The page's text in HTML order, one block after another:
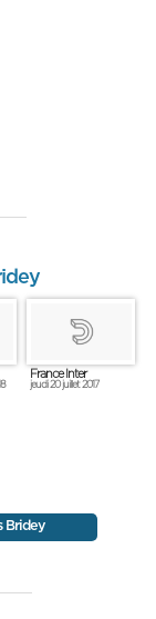
France Inter
jeudi 20 juillet 2017
Bridey